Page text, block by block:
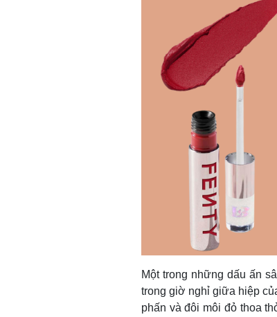
Một trong những dấu ấn
trong giờ nghỉ giữa hiệp
phấn và đôi môi đỏ thoa